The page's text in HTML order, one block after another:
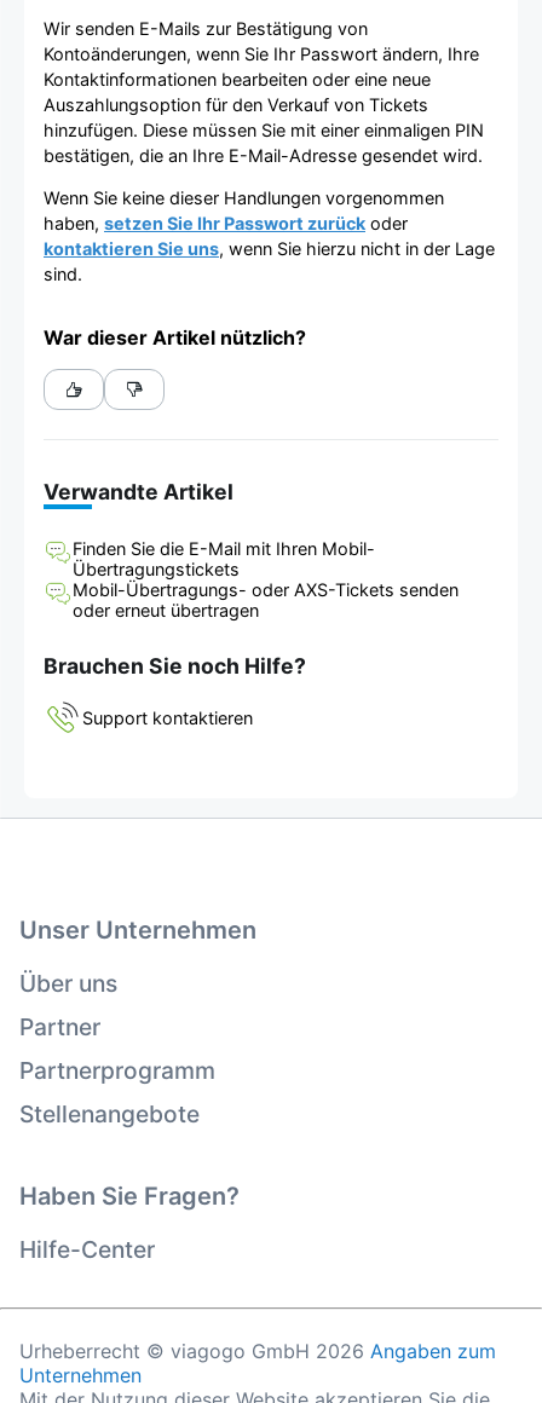
Wir senden E-Mails zur Bestätigung von
Kontoänderungen, wenn Sie Ihr Passwort ändern, Ihre
Kontaktinformationen bearbeiten oder eine neue
Auszahlungsoption für den Verkauf von Tickets
hinzufügen. Diese müssen Sie mit einer einmaligen PIN
bestätigen, die an Ihre E-Mail-Adresse gesendet wird.
Wenn Sie keine dieser Handlungen vorgenommen
haben, setzen Sie Ihr Passwort zurück oder
kontaktieren Sie uns, wenn Sie hierzu nicht in der Lage
sind.
War dieser Artikel nützlich?
Verwandte Artikel
Finden Sie die E-Mail mit Ihren Mobil-
Übertragungstickets
Mobil-Übertragungs- oder AXS-Tickets senden
oder erneut übertragen
Brauchen Sie noch Hilfe?
Support kontaktieren
Unser Unternehmen
Über uns
Partner
Partnerprogramm
Stellenangebote
Haben Sie Fragen?
Hilfe-Center
Urheberrecht © viagogo GmbH 2026 Angaben zum
Unternehmen